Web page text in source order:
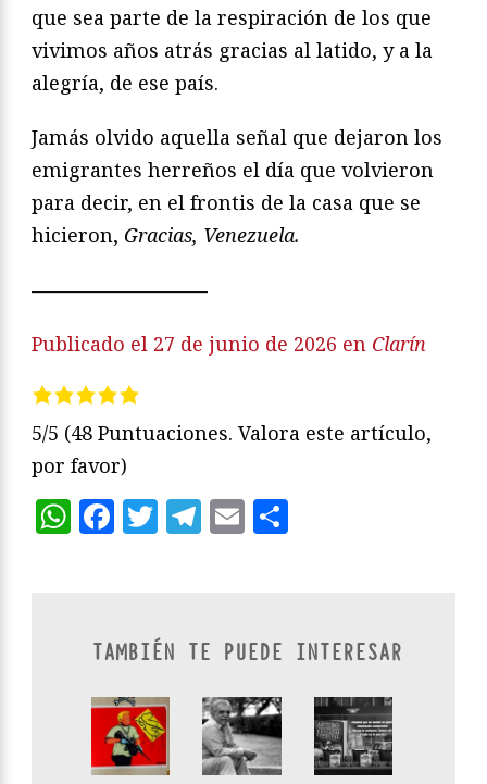
que sea parte de la respiración de los que
vivimos años atrás gracias al latido, y a la
alegría, de ese país.
Jamás olvido aquella señal que dejaron los
emigrantes herreños el día que volvieron
para decir, en el frontis de la casa que se
hicieron, Gracias, Venezuela.
—————————
Publicado el 27 de junio de 2026 en Clarín
5/5 (48 Puntuaciones. Valora este artículo,
por favor)
WhatsApp
Facebook
Twitter
Telegram
Email
TAMBIÉN TE PUEDE INTERESAR